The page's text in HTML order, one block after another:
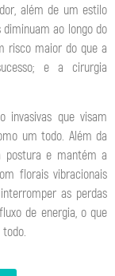
além de um estilo
ao longo do
risco maior do que a
e a cirurgia
invasivas que visam
um todo. Além da
postura e mantém a
florais vibracionais
as perdas
de energia, o que